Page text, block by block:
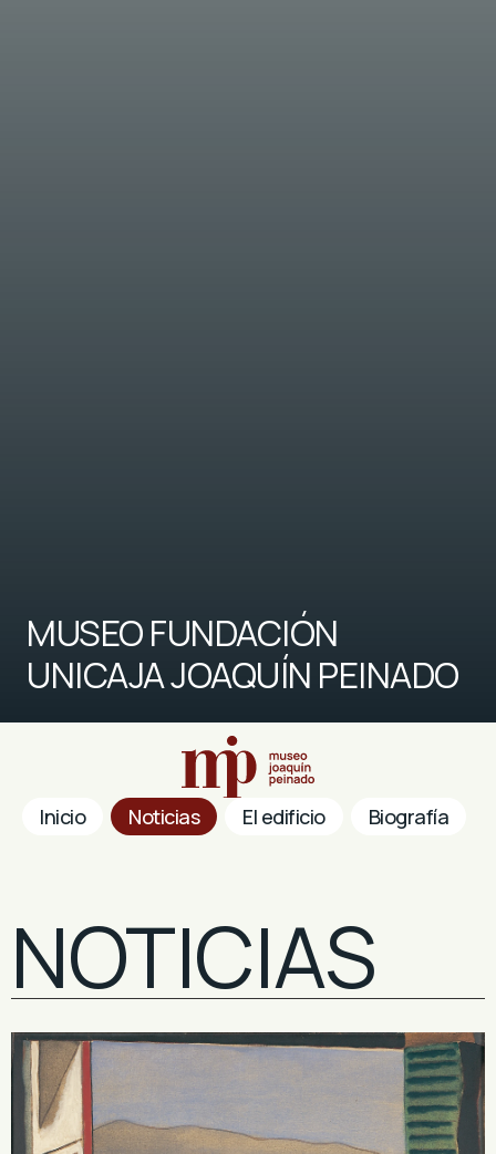
MUSEO FUNDACIÓN
UNICAJA JOAQUÍN PEINADO
Inicio Noticias El edificio Biografía
NOTICIAS